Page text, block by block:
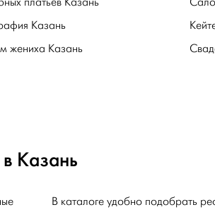
Казань
жениха Казань
Казань
В каталоге удобно подобрать